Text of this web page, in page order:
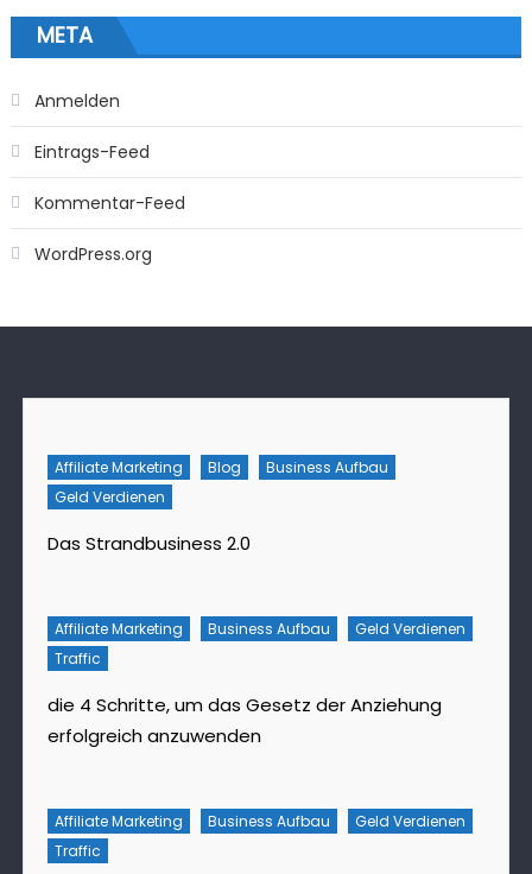
META
Anmelden
Eintrags-Feed
Kommentar-Feed
WordPress.org
Affiliate Marketing Blog
Business Aufbau
Geld Verdienen
Das Strandbusiness 2.0
Affiliate Marketing Business Aufbau
Geld Verdienen
Traffic
die 4 Schritte, um das Gesetz der Anziehung
erfolgreich anzuwenden
Affiliate Marketing Business Aufbau
Geld Verdienen
Traffic